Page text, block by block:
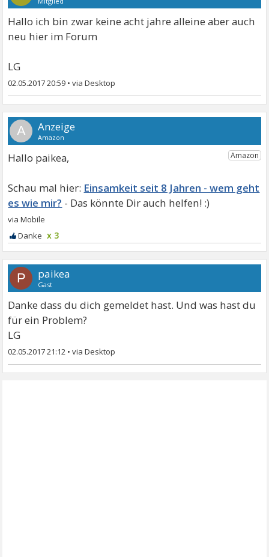
Hallo ich bin zwar keine acht jahre alleine aber auch
neu hier im Forum
LG
02.05.2017 20:59 •
A
Hallo paikea,
Einsamkeit seit 8 Jahren - wem geht
es wie mir?
x 3
P paikea
Gast
Danke dass du dich gemeldet hast. Und was hast du
für ein Problem?
LG
02.05.2017 21:12 •